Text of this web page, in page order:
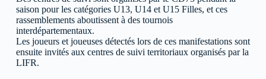
saison pour les catégories U13, U14 et U15 Filles, et ces
rassemblements aboutissent à des tournois
interdépartementaux.
Les joueurs et joueuses détectés lors de ces manifestations sont
ensuite invités aux centres de suivi territoriaux organisés par la
LIFR.